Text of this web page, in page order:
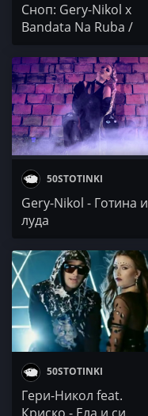
Сноп: Gery-Nikol x
Bandata Na Ruba /
50STOTINKI
Gery-Nikol - Готина и
луда
50STOTINKI
Гери-Никол feat.